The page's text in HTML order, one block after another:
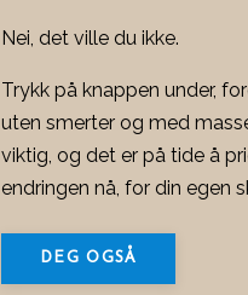
Nei, det ville du ikke.
Trykk på knappen under,
uten smerter og med
viktig, og det er på tide å
endringen nå, for din egen
DEG OGSÅ